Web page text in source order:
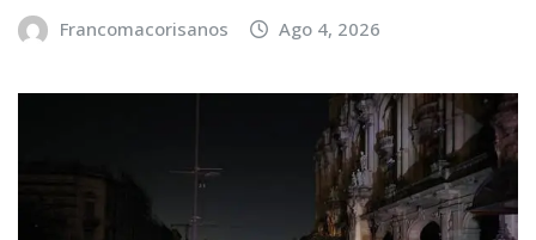
Francomacorisanos Ago 4, 2026